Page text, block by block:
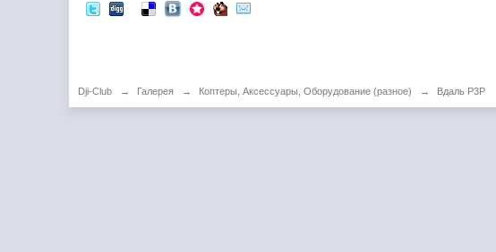
Dji-Club → Галерея → Коптеры, Аксессуары, Оборудование (разное) → Вдаль P3P